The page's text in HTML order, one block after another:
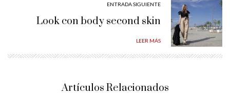
ENTRADA SIGUIENTE
Look con body second skin
LEER MÁS
Artículos Relacionados